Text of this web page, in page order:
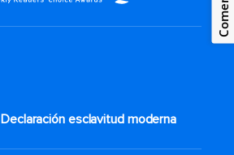
Declaración esclavitud moderna